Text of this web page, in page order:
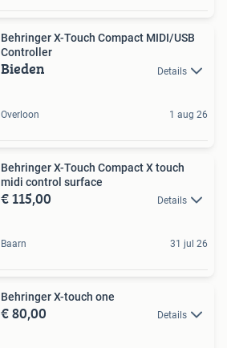
Behringer X-Touch Compact MIDI/USB
Controller
Bieden Details
Overloon 1 aug 26
Behringer X-Touch Compact X touch
midi control surface
€ 115,00 Details
Baarn 31 jul 26
Behringer X-touch one
€ 80,00 Details